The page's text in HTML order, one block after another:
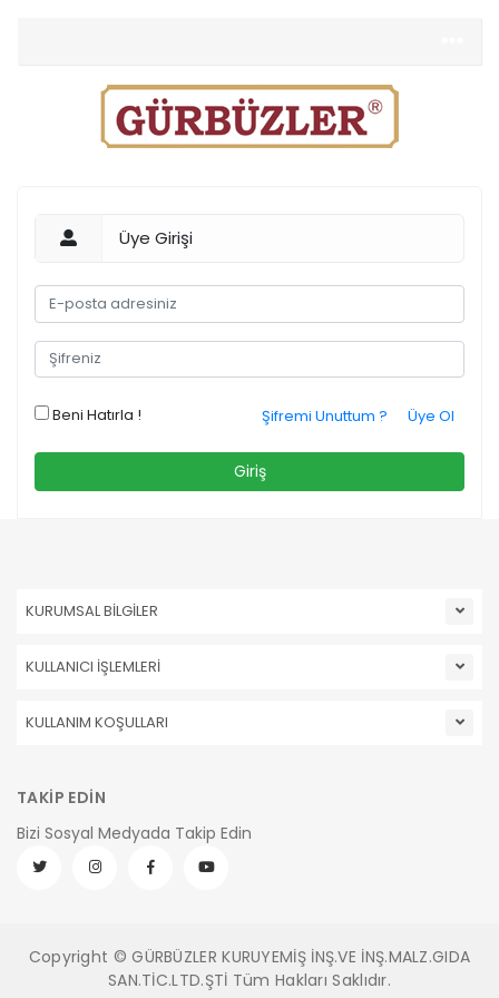
Üye Girişi
Beni Hatırla ! Üye Ol
Şifremi Unuttum ?
KURUMSAL BİLGİLER
KULLANICI İŞLEMLERİ
KULLANIM KOŞULLARI
TAKİP EDİN
Bizi Sosyal Medyada Takip Edin
Copyright © GÜRBÜZLER KURUYEMİŞ İNŞ.VE İNŞ.MALZ.GIDA
SAN.TİC.LTD.ŞTİ Tüm Hakları Saklıdır.